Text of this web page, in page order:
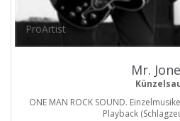
ProArtist
Mr.
ONE MAN ROCK SOUND.
Playback